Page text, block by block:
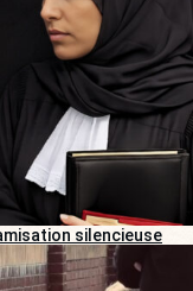
silencieuse